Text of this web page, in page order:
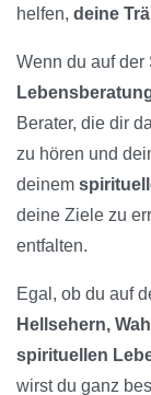
helfen, deine
Wenn du auf der
Berater, die dir
zu hören und
deinem
deine Ziele zu
entfalten.
Egal, ob du auf
Hellsehern,
spirituellen
wirst du ganz